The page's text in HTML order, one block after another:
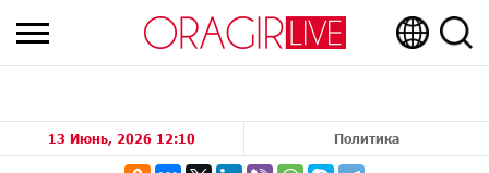
13 Июнь, 2026 12:10 Политика